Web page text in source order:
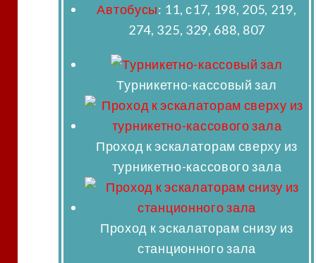
Автобусы: 11, с17, 198, 205, 219,
274, 325, 329, 688, 807
Турникетно-кассовый зал
Проход к эскалаторам сверху из
турникетно-кассового зала
Проход к эскалаторам снизу из
станционного зала